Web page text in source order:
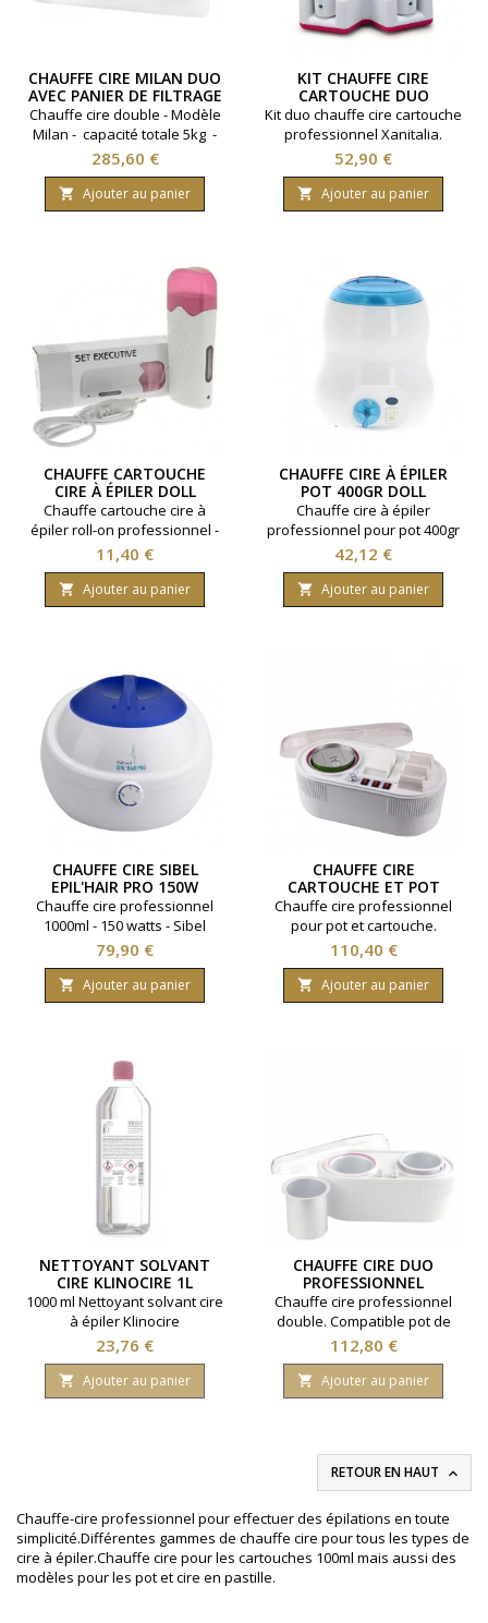
CHAUFFE CIRE MILAN DUO
AVEC PANIER DE FILTRAGE
Chauffe cire double - Modèle
Milan - capacité totale 5kg -
Interrupteur et thermostat -
Panier de filtrage.
Prix
285,60 €
 Ajouter au panier
KIT CHAUFFE CIRE
CARTOUCHE DUO
XANITALIA DOLL
Kit duo chauffe cire cartouche
professionnel Xanitalia.
Prix
52,90 €
 Ajouter au panier
CHAUFFE CARTOUCHE
CIRE À ÉPILER DOLL
Chauffe cartouche cire à
épiler roll-on professionnel -
Marque Doll.
Prix
11,40 €
 Ajouter au panier
CHAUFFE CIRE À ÉPILER
POT 400GR DOLL
Chauffe cire à épiler
professionnel pour pot 400gr
- Marque Doll.
Prix
42,12 €
 Ajouter au panier
CHAUFFE CIRE SIBEL
EPIL'HAIR PRO 150W
Chauffe cire professionnel
1000ml - 150 watts - Sibel
Prix
79,90 €
 Ajouter au panier
CHAUFFE CIRE
CARTOUCHE ET POT
PROFESSIONNEL
Chauffe cire professionnel
pour pot et cartouche.
Compatible pot de cire 800 gr
et cartouche 100 ml. Utilisable
avec cire en pastille.
Température réglable.
Prix
110,40 €
 Ajouter au panier
NETTOYANT SOLVANT
CIRE KLINOCIRE 1L
1000 ml Nettoyant solvant cire
à épiler Klinocire
Prix
23,76 €
 Ajouter au panier
CHAUFFE CIRE DUO
PROFESSIONNEL
Chauffe cire professionnel
double. Compatible pot de
cire 400 gr et 800 gr. Utilisable
avec cire en pastille.
Température réglable.
Prix
112,80 €
 Ajouter au panier
RETOUR EN HAUT 
Chauffe-cire professionnel pour effectuer des épilations en toute
simplicité.Différentes gammes de chauffe cire pour tous les types de
cire à épiler.Chauffe cire pour les cartouches 100ml mais aussi des
modèles pour les pot et cire en pastille.